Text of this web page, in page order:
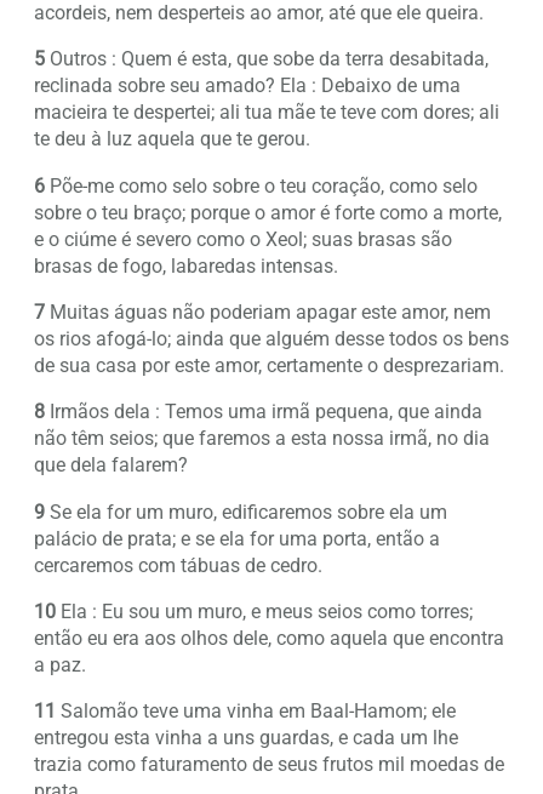
acordeis, nem desperteis ao amor, até que ele queira.
5 Outros : Quem é esta, que sobe da terra desabitada,
reclinada sobre seu amado? Ela : Debaixo de uma
macieira te despertei; ali tua mãe te teve com dores; ali
te deu à luz aquela que te gerou.
6 Põe-me como selo sobre o teu coração, como selo
sobre o teu braço; porque o amor é forte como a morte,
e o ciúme é severo como o Xeol; suas brasas são
brasas de fogo, labaredas intensas.
7 Muitas águas não poderiam apagar este amor, nem
os rios afogá-lo; ainda que alguém desse todos os bens
de sua casa por este amor, certamente o desprezariam.
8 Irmãos dela : Temos uma irmã pequena, que ainda
não têm seios; que faremos a esta nossa irmã, no dia
que dela falarem?
9 Se ela for um muro, edificaremos sobre ela um
palácio de prata; e se ela for uma porta, então a
cercaremos com tábuas de cedro.
10 Ela : Eu sou um muro, e meus seios como torres;
então eu era aos olhos dele, como aquela que encontra
a paz.
11 Salomão teve uma vinha em Baal-Hamom; ele
entregou esta vinha a uns guardas, e cada um lhe
trazia como faturamento de seus frutos mil moedas de